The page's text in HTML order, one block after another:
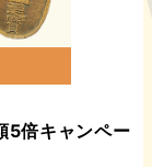
5倍キャンペー